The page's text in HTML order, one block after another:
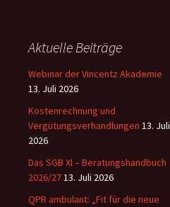
Aktuelle Beiträge
Webinar der Vincentz Akademie
13. Juli 2026
Kostenrechnung und
Vergütungsverhandlungen 13. Juli
2026
Das SGB XI – Beratungshandbuch
2026/2713. Juli 2026
QPR ambulant: „Fit für die neue